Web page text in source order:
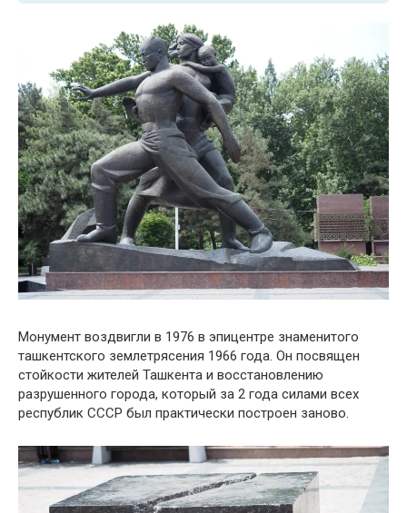
Монумент воздвигли в 1976 в эпицентре знаменитого
ташкентского землетрясения 1966 года. Он посвящен
стойкости жителей Ташкента и восстановлению
разрушенного города, который за 2 года силами всех
республик СССР был практически построен заново.